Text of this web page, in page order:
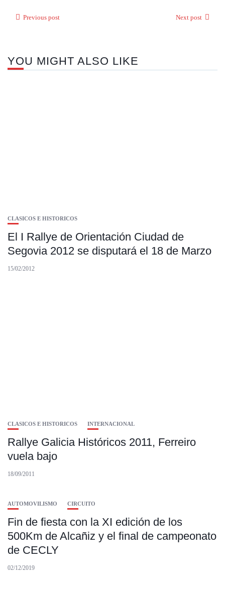
Previous post Next post
YOU MIGHT ALSO LIKE
CLASICOS E HISTORICOS
El I Rallye de Orientación Ciudad de
Segovia 2012 se disputará el 18 de Marzo
15/02/2012
CLASICOS E HISTORICOS INTERNACIONAL
Rallye Galicia Históricos 2011, Ferreiro
vuela bajo
18/09/2011
AUTOMOVILISMO CIRCUITO
Fin de fiesta con la XI edición de los
500Km de Alcañiz y el final de campeonato
de CECLY
02/12/2019